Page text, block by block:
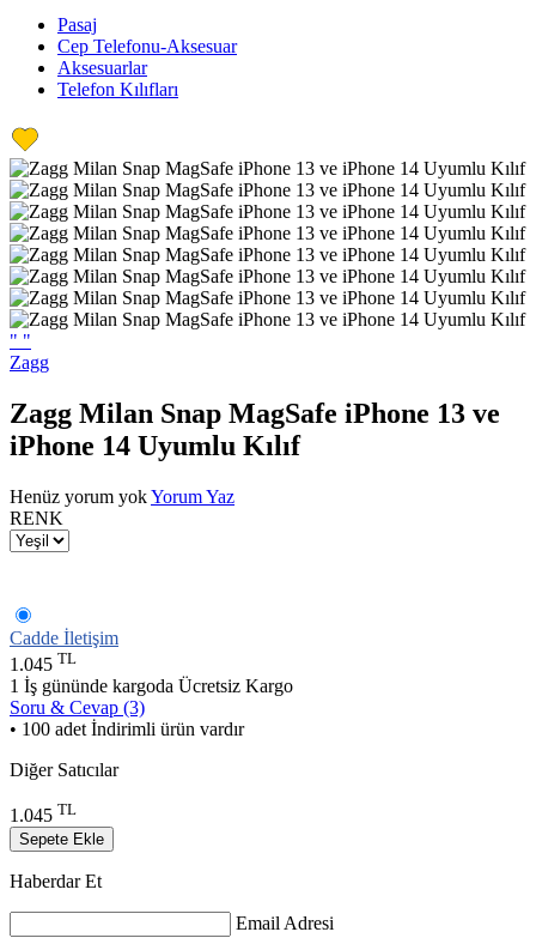
Pasaj
Cep Telefonu-Aksesuar
Aksesuarlar
Telefon Kılıfları
" "
Zagg
Zagg Milan Snap MagSafe iPhone 13 ve
iPhone 14 Uyumlu Kılıf
Henüz yorum yokYorum Yaz
RENK
Cadde İletişim
1.045 TL
1 İş gününde kargoda Ücretsiz Kargo
Soru & Cevap (3)
• 100 adet İndirimli ürün vardır
Diğer Satıcılar
1.045 TL
Sepete Ekle
Haberdar Et
Email Adresi